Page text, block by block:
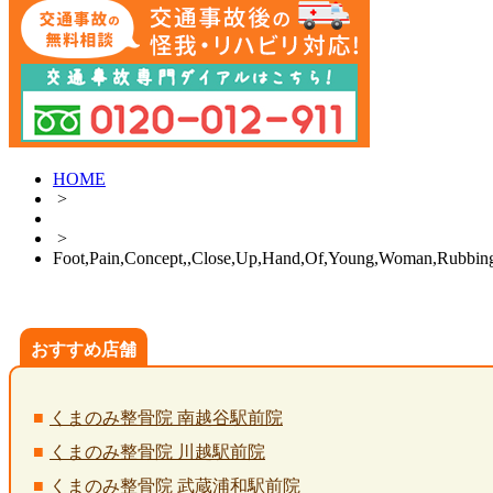
HOME
>
>
おすすめ店舗
くまのみ整骨院 南越谷駅前院
くまのみ整骨院 川越駅前院
くまのみ整骨院 武蔵浦和駅前院